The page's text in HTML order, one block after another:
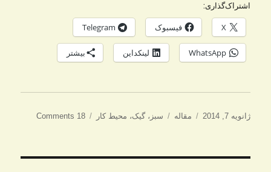
اشتراک‌گذاری:
X فیسبوک Telegram
WhatsApp لینکداین بیشتر
ارسال
ژانویه 7, 2014 دسته‌ها
مقاله برچسب‌ها
سبز ،گیک، محیط کار 18 Comments